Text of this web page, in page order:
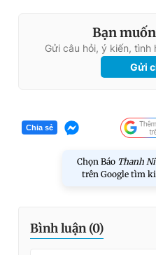
Bạn
Gửi câu hỏi, ý kiến,
Gửi
Chia sẻ
Chọn Báo Thanh
trên Google tìm
Bình luận (0)